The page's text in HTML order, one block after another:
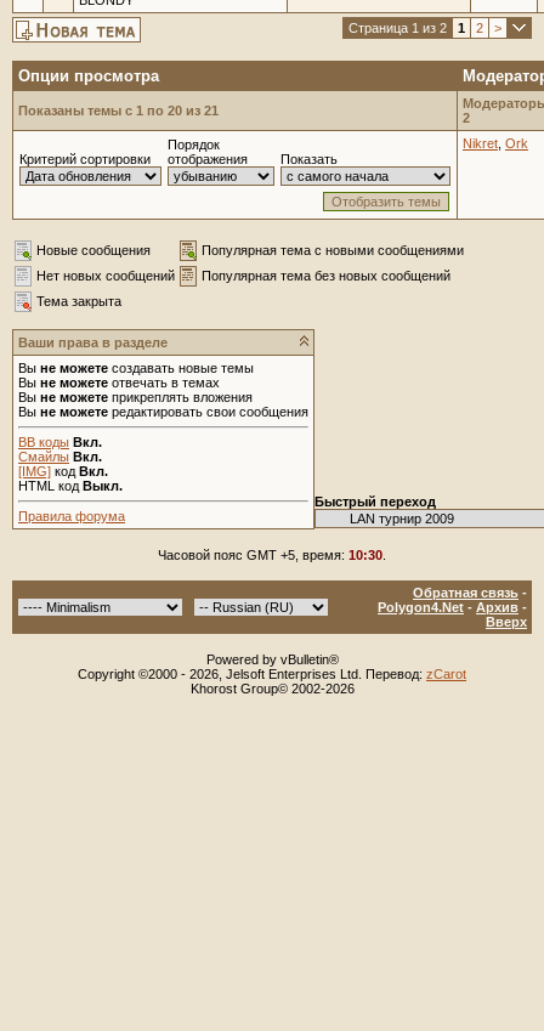
Страница 1 из 2 1 2 >
Опции просмотра
Показаны темы с 1 по 20 из 21
2
Критерий сортировки
Порядок
отображения
Показать
Nikret Ork
Новые сообщения
Популярная тема с новыми сообщениями
Нет новых сообщений
Популярная тема без новых сообщений
Тема закрыта
Ваши права в разделе
Вы не можете создавать новые темы
Вы не можете отвечать в темах
Вы не можете прикреплять вложения
Вы не можете редактировать свои сообщения
BB коды Вкл.
Смайлы Вкл.
[IMG] код Вкл.
HTML код Выкл.
Правила форума
Быстрый переход
Часовой пояс GMT +5, время: 10:30
Обратная связь -
Polygon4.Net - Архив -
Вверх
Powered by vBulletin®
Copyright ©2000 - 2026, Jelsoft Enterprises Ltd. Перевод: zCarot
Khorost Group© 2002-2026